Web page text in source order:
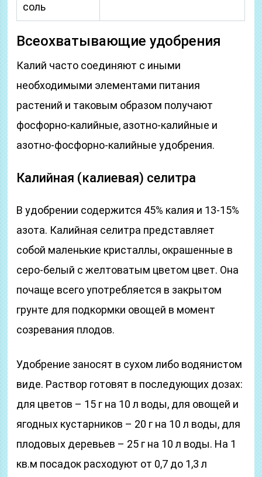
соль
Всеохватывающие удобрения
Калий часто соединяют с иными
необходимыми элементами питания
растений и таковым образом получают
фосфорно-калийные, азотно-калийные и
азотно-фосфорно-калийные удобрения.
Калийная (калиевая) селитра
В удобрении содержится 45% калия и 13-15%
азота. Калийная селитра представляет
собой маленькие кристаллы, окрашенные в
серо-белый с желтоватым цветом цвет. Она
почаще всего употребляется в закрытом
грунте для подкормки овощей в момент
созревания плодов.
Удобрение заносят в сухом либо водянистом
виде. Раствор готовят в последующих дозах:
для цветов – 15 г на 10 л воды, для овощей и
ягодных кустарников – 20 г на 10 л воды, для
плодовых деревьев – 25 г на 10 л воды. На 1
кв.м посадок расходуют от 0,7 до 1,3 л